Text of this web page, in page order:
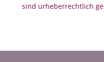
sind urheberrechtlich